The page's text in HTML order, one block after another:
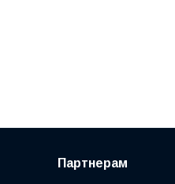
Партнерам